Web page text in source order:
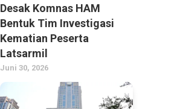
Desak Komnas HAM
Bentuk Tim Investigasi
Kematian Peserta
Latsarmil
Juni 30, 2026